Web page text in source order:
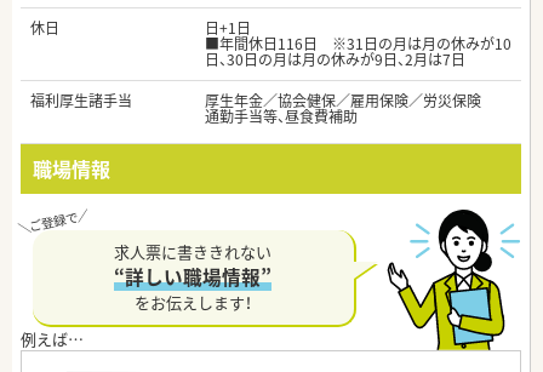
休日
日+1日
■年間休日116日 ※31日の月は月の休みが10
日、30日の月は月の休みが9日、2月は7日
福利厚生諸手当
厚生年金／協会健保／雇用保険／労災保険
通勤手当等、昼食費補助
職場情報
求人票に書ききれない
“詳しい職場情報”
をお伝えします！